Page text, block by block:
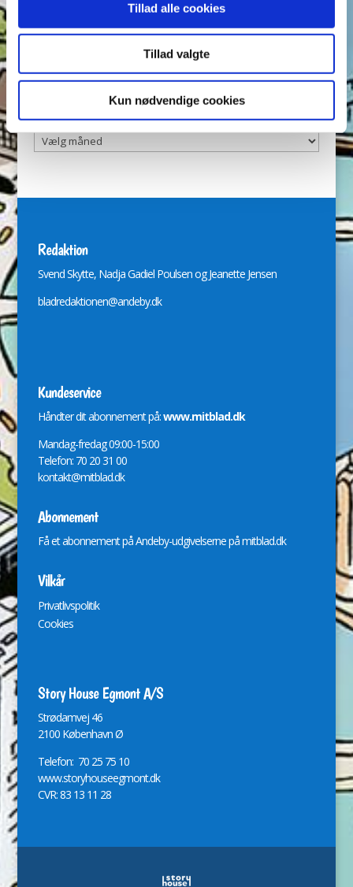
Tillad alle cookies
Tillad valgte
Kun nødvendige cookies
Tegnere og forfattere
Ugens Du gådeste
Arkiver
Arkiver
Redaktion
Svend Skytte, Nadja Gadiel Poulsen og Jeanette Jensen
bladredaktionen@andeby.dk
Kundeservice
Håndter dit abonnement på:www.mitblad.dk
Mandag-fredag 09:00-15:00
Telefon: 70 20 31 00
kontakt@mitblad.dk
Abonnement
Få et abonnement på Andeby-udgivelserne påmitblad.dk
Vilkår
Privatlivspolitik
Cookies
Story House Egmont A/S
Strødamvej 46
2100 København Ø
Telefon: 70 25 75 10
www.storyhouseegmont.dk
CVR: 83 13 11 28